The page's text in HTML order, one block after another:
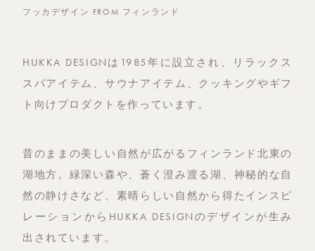
フッカデザイン FROM フィンランド
HUKKA DESIGNは1985年に設立され、リラックス
スパアイテム、サウナアイテム、クッキングやギフ
ト向けプロダクトを作っています。
昔のままの美しい自然が広がるフィンランド北東の
湖地方。緑深い森や、蒼く澄み渡る湖、神秘的な自
然の静けさなど、素晴らしい自然から得たインスピ
レーションからHUKKA DESIGNのデザインが生み
出されています。